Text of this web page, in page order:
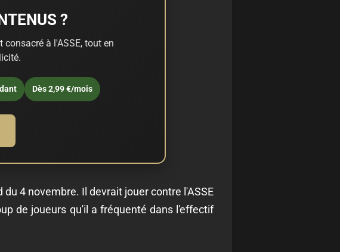
?
à l'ASSE, tout en
Dès 2,99 €/mois
4 novembre. Il devrait jouer contre l'ASSE
de joueurs qu'il a fréquenté dans l'effectif